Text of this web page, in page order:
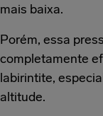
mais baixa.
Porém, essa
completamente
labirintite,
altitude.